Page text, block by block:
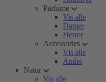
Parfume
Vis alle
Damer
Herrer
Accessories
Vis alle
Andet
Natur
Vis alle